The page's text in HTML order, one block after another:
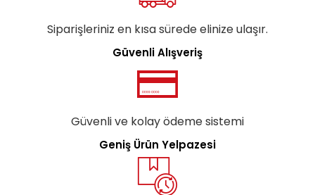
Siparişleriniz en kısa sürede elinize ulaşır.
Güvenli Alışveriş
Güvenli ve kolay ödeme sistemi
Geniş Ürün Yelpazesi